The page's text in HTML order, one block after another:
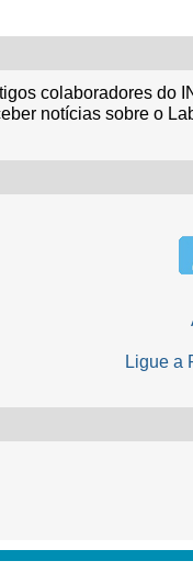
colaboradores do
notícias sobre o
Ligue a